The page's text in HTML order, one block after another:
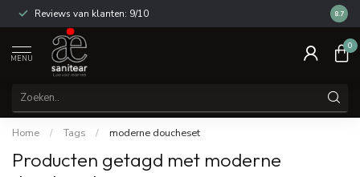
Reviews van klanten: 9/10 14
8.7
MENU
0
Home / Tags / moderne doucheset
Producten getagd met moderne